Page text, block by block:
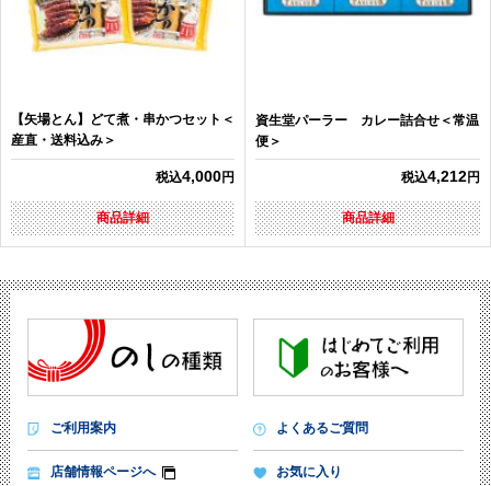
【矢場とん】どて煮・串かつセット＜
産直・送料込み＞
税込4,000円
商品詳細
資生堂パーラー カレー詰合せ＜常温
便＞
税込4,212円
商品詳細
ご利用案内 よくあるご質問
店舗情報ページへ お気に入り